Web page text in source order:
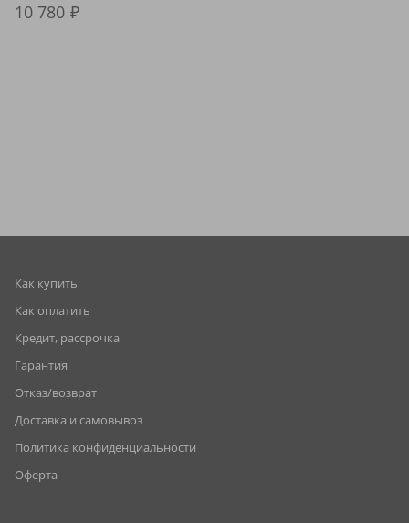
10 780
Как купить
Как оплатить
Кредит, рассрочка
Гарантия
Отказ/возврат
Доставка и самовывоз
Политика конфиденциальности
Оферта